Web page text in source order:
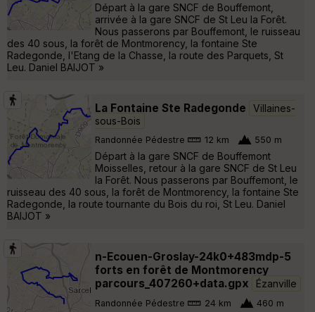
Départ à la gare SNCF de Bouffemont,
arrivée à la gare SNCF de St Leu la Forêt.
Nous passerons par Bouffemont, le ruisseau
des 40 sous, la forêt de Montmorency, la fontaine Ste
Radegonde, l'Etang de la Chasse, la route des Parquets, St
Leu. Daniel BAIJOT »
La Fontaine Ste Radegonde
Villaines-
sous-Bois
Randonnée Pédestre 12 km 550 m
Départ à la gare SNCF de Bouffemont
Moisselles, retour à la gare SNCF de St Leu
la Forêt. Nous passerons par Bouffemont, le
ruisseau des 40 sous, la forêt de Montmorency, la fontaine Ste
Radegonde, la route tournante du Bois du roi, St Leu. Daniel
BAIJOT »
n-Ecouen-Groslay-24k0+483mdp-5
forts en forêt de Montmorency
parcours_407260+data.gpx
Ézanville
Randonnée Pédestre 24 km 460 m